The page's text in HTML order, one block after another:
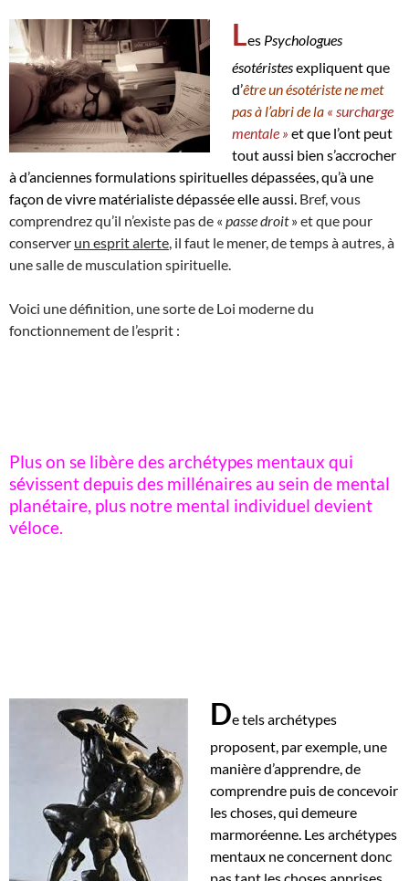
Les Psychologues
ésotéristesexpliquent que
d’être un ésotériste ne met
pas à l’abri de la « surcharge
mentale » et que l’ont peut
tout aussi bien s’accrocher
à d’anciennes formulations spirituelles dépassées, qu’à une
façon de vivre matérialiste dépassée elle aussi. Bref, vous
comprendrez qu’il n’existe pas de « passe droit» et que pour
conserver un esprit alerte , il faut le mener, de temps à autres, à
une salle de musculation spirituelle.
Voici une définition, une sorte de Loi moderne du
fonctionnement de l’esprit :
Plus on se libère des archétypes mentaux qui
sévissent depuis des millénaires au sein de mental
planétaire, plus notre mental individuel devient
véloce.
De tels archétypes
proposent, par exemple, une
manière d’apprendre, de
comprendre puis de concevoir
les choses, qui demeure
marmoréenne. Les archétypes
mentaux ne concernent donc
pas tant les choses apprises